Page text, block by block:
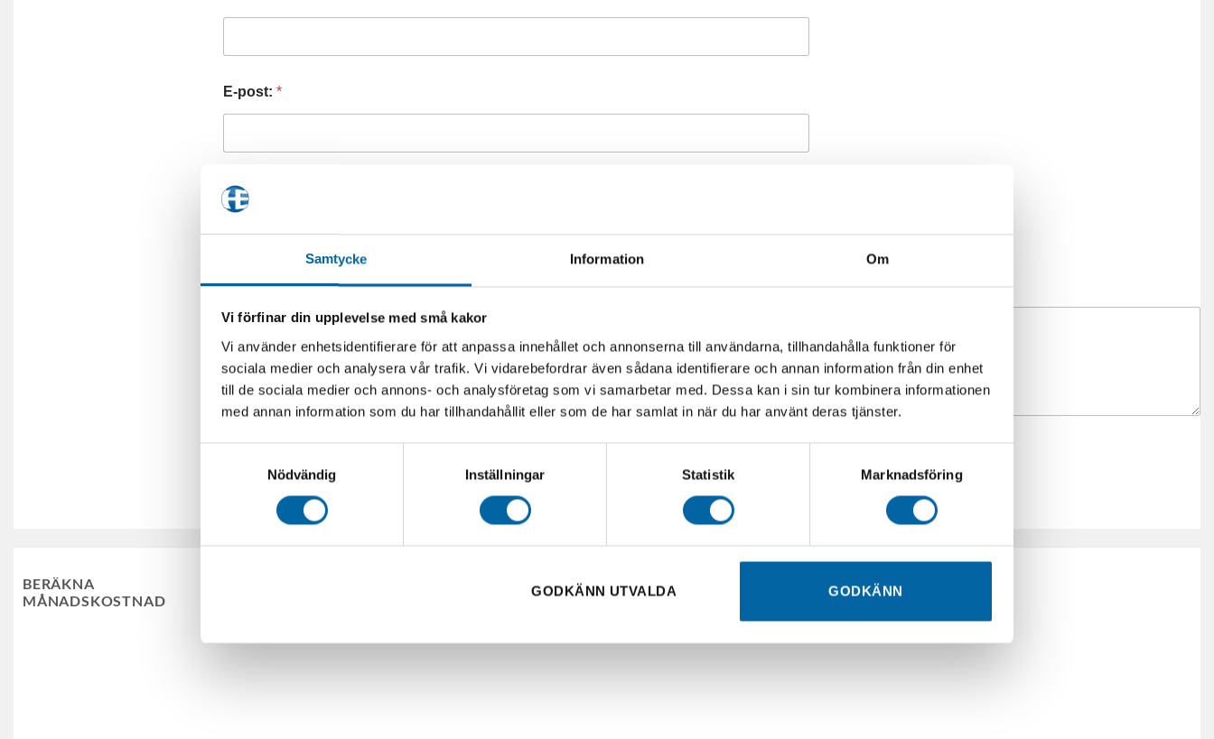
Samtycke Information Om
Vi förfinar din upplevelse med små kakor
Vi använder enhetsidentifierare för att anpassa innehållet och annonserna till användarna, tillhandahålla funktioner för
sociala medier och analysera vår trafik. Vi vidarebefordrar även sådana identifierare och annan information från din enhet
till de sociala medier och annons- och analysföretag som vi samarbetar med. Dessa kan i sin tur kombinera informationen
med annan information som du har tillhandahållit eller som de har samlat in när du har använt deras tjänster.
Nödvändig
Inställningar Statistik Marknadsföring
GODKÄNN UTVALDA GODKÄNN
E-post:*
Telefonnummer:
Frågor (eller önskemål om extrautrustning m.m. om du vill ha en offert på en maskin)*
Skicka
BERÄKNA
MÅNADSKOSTNAD
Laborera med månadskostnaden genom att ändra Pris, Kontantinsats, Avbetalningstid och Ränta.